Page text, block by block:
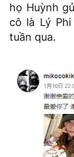
họ Huỳnh
cô là Lý
tuần qua.